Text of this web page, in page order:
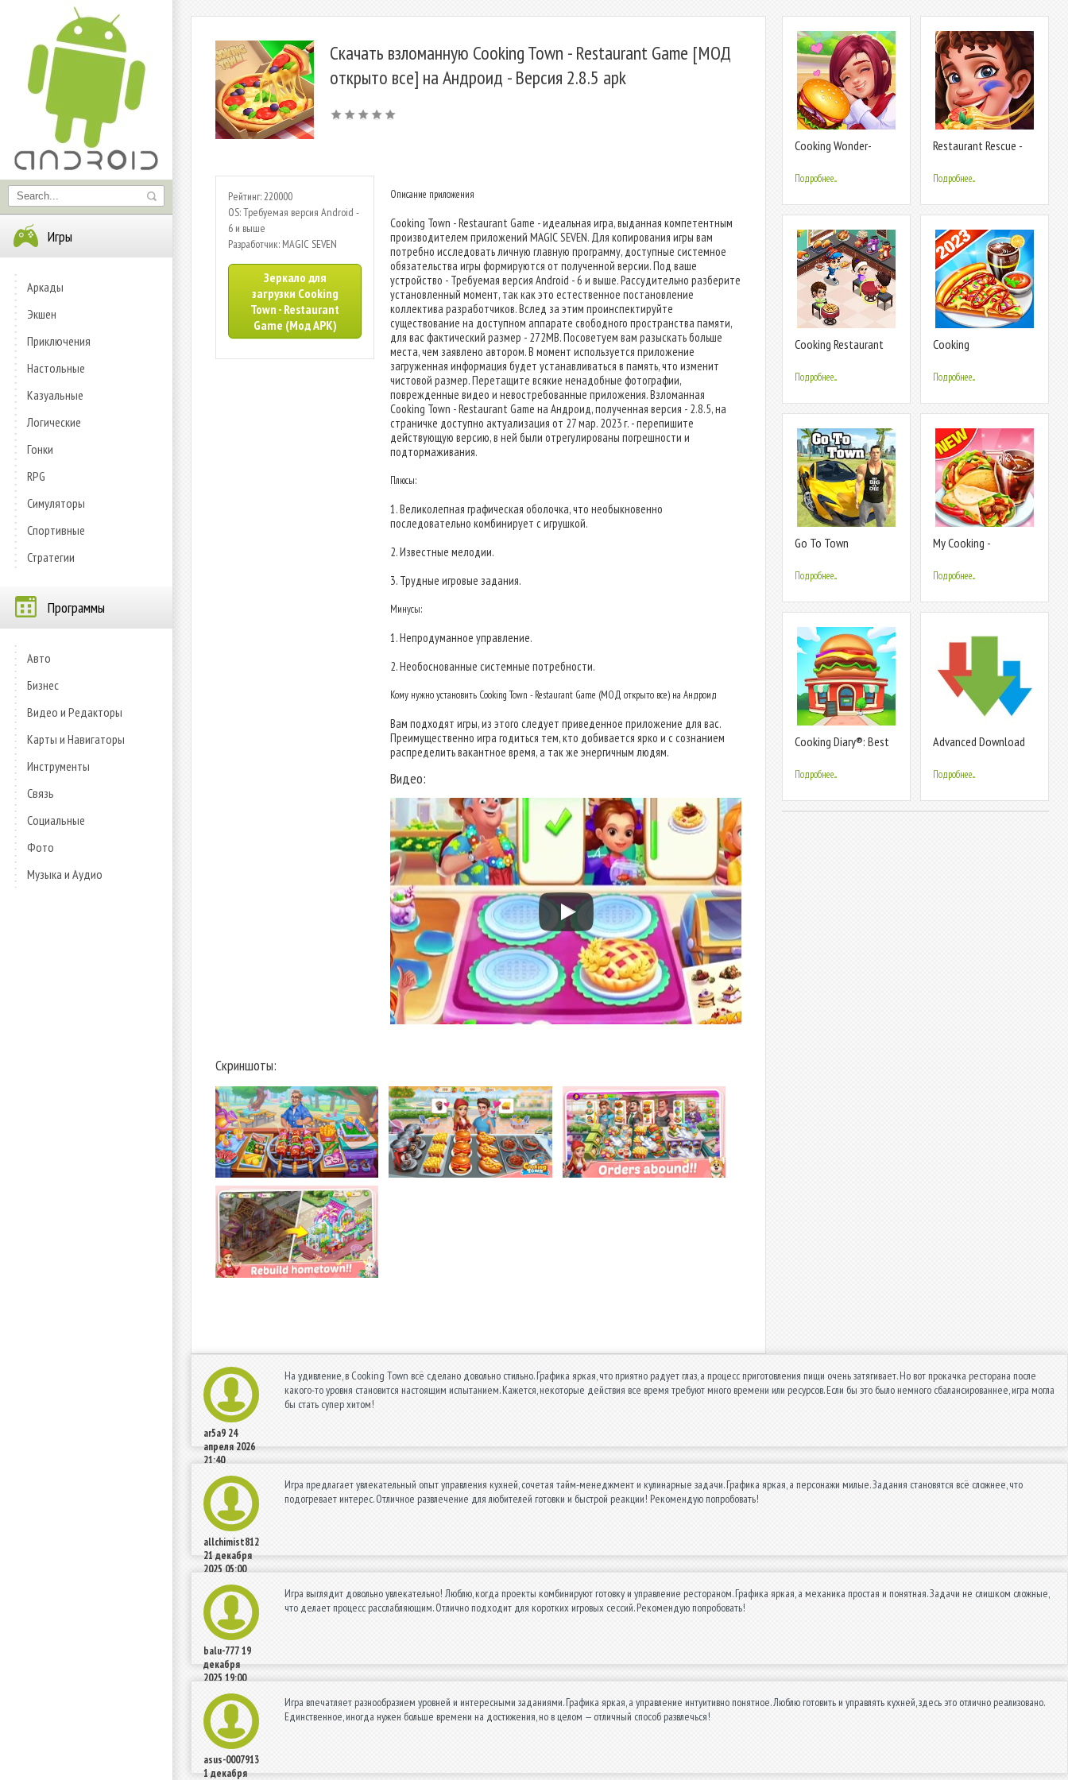
Игры
Аркады
Экшен
Приключения
Настольные
Казуальные
Логические
Гонки
RPG
Симуляторы
Спортивные
Стратегии
Программы
Авто
Бизнес
Видео и Редакторы
Карты и Навигаторы
Инструменты
Связь
Социальные
Фото
Музыка и Аудио
Скачать взломанную Cooking Town - Restaurant Game [МОД
открыто все] на Андроид - Версия 2.8.5 apk
Рейтинг: 220000
OS: Требуемая версия Android -
6 и выше
Разработчик: MAGIC SEVEN
Зеркало для
загрузки Cooking
Town - Restaurant
Game (Мод APK)
Описание приложения
Cooking Town - Restaurant Game - идеальная игра, выданная компетентным
производителем приложений MAGIC SEVEN. Для копирования игры вам
потребно исследовать личную главную программу, доступные системное
обязательства игры формируются от полученной версии. Под ваше
устройство - Требуемая версия Android - 6 и выше. Рассудительно разберите
установленный момент, так как это естественное постановление
коллектива разработчиков. Вслед за этим проинспектируйте
существование на доступном аппарате свободного пространства памяти,
для вас фактический размер - 272MB. Посоветуем вам разыскать больше
места, чем заявлено автором. В момент используется приложение
загруженная информация будет устанавливаться в память, что изменит
чистовой размер. Перетащите всякие ненадобные фотографии,
поврежденные видео и невостребованные приложения. Взломанная
Cooking Town - Restaurant Game на Андроид, полученная версия - 2.8.5, на
страничке доступно актуализация от 27 мар. 2023 г. - перепишите
действующую версию, в ней были отрегулированы погрешности и
подтормаживания.
Плюсы:
1. Великолепная графическая оболочка, что необыкновенно
последовательно комбинирует с игрушкой.
2. Известные мелодии.
3. Трудные игровые задания.
Минусы:
1. Непродуманное управление.
2. Необоснованные системные потребности.
Кому нужно установить Cooking Town - Restaurant Game (МОД открыто все) на Андроид
Вам подходят игры, из этого следует приведенное приложение для вас.
Преимущественно игра годиться тем, кто добивается ярко и с сознанием
распределить вакантное время, а так же энергичным людям.
Видео:
Скриншоты:
Cooking Wonder-
Подробнее...
Restaurant Rescue -
Подробнее...
Cooking Restaurant
Подробнее...
Cooking
Game
Подробнее...
Go To Town
Подробнее...
My Cooking -
Cooking Games
Подробнее...
Cooking Diary®: Best
Cafe Game
Подробнее...
Advanced Download
downloader
Подробнее...
ar5a9 24
апреля 2026
21:40
На удивление, в Cooking Town всё сделано довольно стильно. Графика яркая, что приятно радует глаз, а процесс приготовления пищи очень затягивает. Но вот прокачка ресторана после
какого-то уровня становится настоящим испытанием. Кажется, некоторые действия все время требуют много времени или ресурсов. Если бы это было немного сбалансированнее, игра могла
бы стать супер хитом!
allchimist812
21 декабря
2025 05:00
Игра предлагает увлекательный опыт управления кухней, сочетая тайм-менеджмент и кулинарные задачи. Графика яркая, а персонажи милые. Задания становятся всё сложнее, что
подогревает интерес. Отличное развлечение для любителей готовки и быстрой реакции! Рекомендую попробовать!
balu-77719
декабря
2025 19:00
Игра выглядит довольно увлекательно! Люблю, когда проекты комбинируют готовку и управление рестораном. Графика яркая, а механика простая и понятная. Задачи не слишком сложные,
что делает процесс расслабляющим. Отлично подходит для коротких игровых сессий. Рекомендую попробовать!
asus-0007913
1 декабря
Игра впечатляет разнообразием уровней и интересными заданиями. Графика яркая, а управление интуитивно понятное. Люблю готовить и управлять кухней, здесь это отлично реализовано.
Единственное, иногда нужен больше времени на достижения, но в целом — отличный способ развлечься!